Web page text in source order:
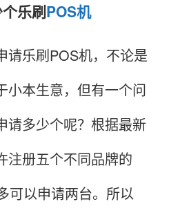
乐刷POS机
乐刷POS机，不论是
小本生意，但有一个问
请多少个呢？根据最新
注册五个不同品牌的
可以申请两台。所以